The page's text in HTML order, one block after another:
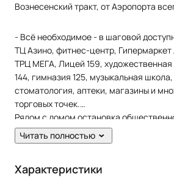
Вознесенский тракт, от Аэропорта
- Всё необходимое - в шаговой
ТЦ Азино, фитнес-центр,
ТРЦ МЕГА, Лицей 159,
144, гимназия 125, музыкальная
стоматология, аптеки, магазины и
торговых точек.
Рядом с домом остановка
Автобусы: № 5, 18, 30, 31, 34, 45, 46, 63,
5, 9, 12.
Читать полностью
Характеристики